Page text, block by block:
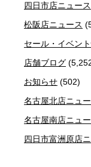
四日市店ニュース
松阪店ニュース
セール・イベン
店舗ブログ
お知らせ (502)
名古屋北店ニュ
名古屋南店ニュ
四日市富洲原店